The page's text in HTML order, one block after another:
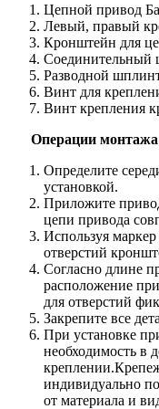
Цепной привод
Левый, правый
Кронштейн для
Соединительный
Разводной
Винт для
Винт крепления
Операции
Определите
установкой.
Приложите
цепи привода
Используя
отверстий
Согласно длине
расположение
для отверстий
Закрепите все
При установке
необходимость в
индивидуально
от материала и